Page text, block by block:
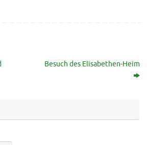
Besuch des Elisabethen-Heim